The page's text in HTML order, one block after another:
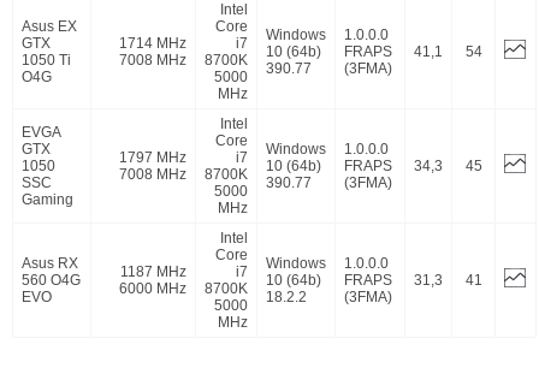
Asus EX
GTX
1050 Ti
O4G
1714 MHz
7008 MHz
Intel
Core
i7
8700K
5000
MHz
Windows
10 (64b)
390.77
1.0.0.0
FRAPS
(3FMA)
41,1 54
EVGA
GTX
1050
SSC
Gaming
1797 MHz
7008 MHz
Intel
Core
i7
8700K
5000
MHz
Windows
10 (64b)
390.77
1.0.0.0
FRAPS
(3FMA)
34,3 45
Asus RX
560 O4G
EVO
1187 MHz
6000 MHz
Intel
Core
i7
8700K
5000
MHz
Windows
10 (64b)
18.2.2
1.0.0.0
FRAPS
(3FMA)
31,3 41